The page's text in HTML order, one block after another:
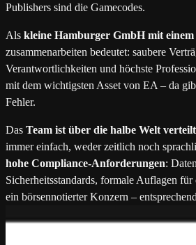
Publishers sind die Gamecodes.
Als kleine Hamburger GmbH mit
zusammenarbeiten bedeutet: saubere
Verantwortlichkeiten und höchste
mit dem wichtigsten Asset von EA – da
Fehler.
Das Team ist über die halbe Welt verteilt
immer einfach, weder zeitlich noch
hohe Compliance-Anforderungen:
Sicherheitsstandards, formale Auflagen
ein börsennotierter Konzern –